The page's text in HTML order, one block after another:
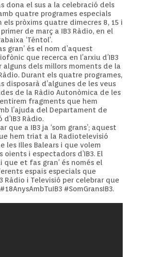
dona el sus a la celebració dels
quatre programes especials
els pròxims quatre dimecres 8, 15 i
de març a IB3 Ràdio, en el
‘Téntol’.
gran’ és el nom d’aquest
que recerca en l’arxiu d’IB3
alguns dels millors moments de la
Durant els quatre programes,
disposarà d’algunes de les veus
de la Ràdio Autonòmica de les
fragments que hem
l’ajuda del Departament de
Ràdio.
que a IB3 ja ‘som grans’; aquest
hem triat a la Radiotelevisió
les Illes Balears i que volem
oients i espectadors d’IB3. El
que et fas gran’ és només el
espais especials que
Ràdio i Televisió per celebrar que
#SomGransIB3.